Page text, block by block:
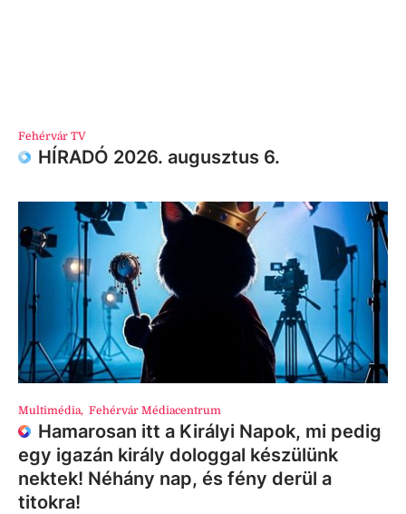
Fehérvár TV
HÍRADÓ 2026. augusztus 6.
Multimédia, Fehérvár Médiacentrum
Hamarosan itt a Királyi Napok, mi pedig
egy igazán király dologgal készülünk
nektek! Néhány nap, és fény derül a
titokra!